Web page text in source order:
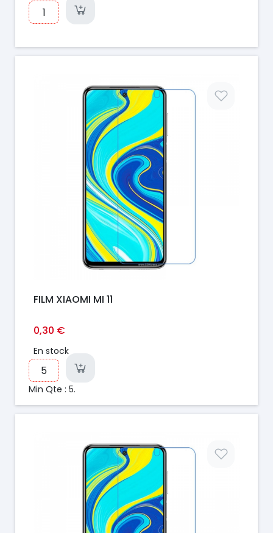
FILM XIAOMI MI 11
0,30 €
En stock
Min Qte : 5.